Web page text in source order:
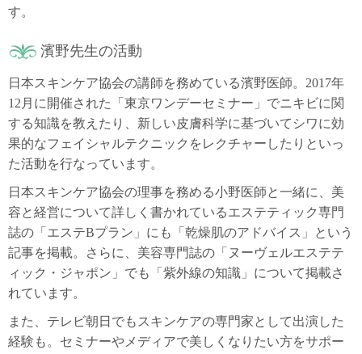
す。
濱野先生の活動
日本スキンケア協会の講師を務めている濱野医師。2017年
12月に開催された「東京ワンデーセミナー」でニキビに関
する知識を教えたり、新しい皮膚科学に基づいてシワに効
果的なフェイシャルテクニックをレクチャーしたりといっ
た活動を行なっています。
日本スキンケア協会の理事を務める小野医師と一緒に、美
容と経営について詳しく書かれているエステティック専門
誌の「エステBプラン」にも「乾燥肌のアドバイス」という
記事を掲載。さらに、美容専門誌の「ヌーヴェルエステテ
ィック・ジャポン」でも「紫外線の知識」について掲載さ
れています。
また、テレビ朝日でもスキンケアの専門家として出演した
経験も。セミナーやメディアで美しくなりたい方をサポー